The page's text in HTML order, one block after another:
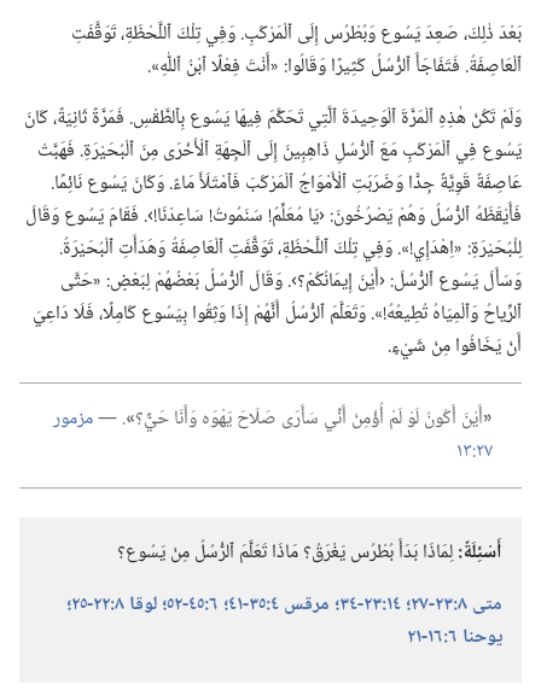
بَعْدَ ذٰلِكَ،‏ صَعِدَ يَسُوع وَبُطْرُس إِلَى ٱلْمَرْكَبِ.‏ وَفِي تِلْكَ ٱللَّحْظَةِ،‏ تَوَقَّفَتِ
ٱلْعَاصِفَةُ.‏ فَتَفَاجَأَ ٱلرُّسُلُ كَثِيرًا وَقَالُوا:‏ «أَنْتَ فِعْلًا ٱبْنُ ٱللّٰهِ».‏
وَلَمْ تَكُنْ هٰذِهِ ٱلْمَرَّةَ ٱلْوَحِيدَةَ ٱلَّتِي تَحَكَّمَ فِيهَا يَسُوع بِٱلطَّقْسِ.‏ فَمَرَّةً ثَانِيَةً،‏ كَانَ
يَسُوع فِي ٱلْمَرْكَبِ مَعَ ٱلرُّسُلِ ذَاهِبِينَ إِلَى ٱلْجِهَةِ ٱلْأُخْرَى مِنَ ٱلْبُحَيْرَةِ.‏ فَهَبَّتْ
عَاصِفَةٌ قَوِيَّةٌ جِدًّا وَضَرَبَتِ ٱلْأَمْوَاجُ ٱلْمَرْكَبَ فَٱمْتَلَأَ مَاءً.‏ وَكَانَ يَسُوع نَائِمًا.‏
فَأَيْقَظَهُ ٱلرُّسُلُ وَهُمْ يَصْرُخُونَ:‏ ‹يَا مُعَلِّمُ!‏ سَنَمُوتُ!‏ سَاعِدْنَا!‏›.‏ فَقَامَ يَسُوع وَقَالَ
لِلْبُحَيْرَةِ:‏ «اِهْدَإِي!‏».‏ وَفِي تِلْكَ ٱللَّحْظَةِ،‏ تَوَقَّفَتِ ٱلْعَاصِفَةُ وَهَدَأَتِ ٱلْبُحَيْرَةُ.‏
وَسَأَلَ يَسُوع ٱلرُّسُلَ:‏ ‹أَيْنَ إِيمَانُكُمْ؟‏›.‏ وَقَالَ ٱلرُّسُلُ بَعْضُهُمْ لِبَعْضٍ:‏ «حَتَّى
ٱلرِّياحُ وَٱلْمِيَاهُ تُطِيعُهُ!‏».‏ وَتَعَلَّمَ ٱلرُّسُلُ أَنَّهُمْ إِذَا وَثِقُوا بِيَسُوع كَامِلًا،‏ فَلَا دَاعِيَ
أَنْ يَخَافُوا مِنْ شَيْءٍ.‏
‏«‏أَيْنَ أَكُونُ لَوْ لَمْ أُؤْمِنْ أَنِّي سَأَرَى صَلَاحَ يَهْوَه وَأَنَا حَيٌّ؟‏‏»‏
‏.‏ —‏مزمور
٢٧:‏١٣
أَسْئِلَةٌ:‏لِمَاذَا بَدَأَ بُطْرُس يَغْرَقُ؟‏ مَاذَا تَعَلَّمَ ٱلرُّسُلُ مِنْ يَسُوع؟‏
متى ٨:‏٢٣-‏٢٧؛‏
١٤:‏٢٣-‏٣٤؛‏ مرقس ٤:‏٣٥-‏٤١؛‏ ٦:‏٤٥-‏٥٢؛‏
لوقا ٨:‏٢٢-‏٢٥؛‏
يوحنا ٦:‏١٦-‏٢١